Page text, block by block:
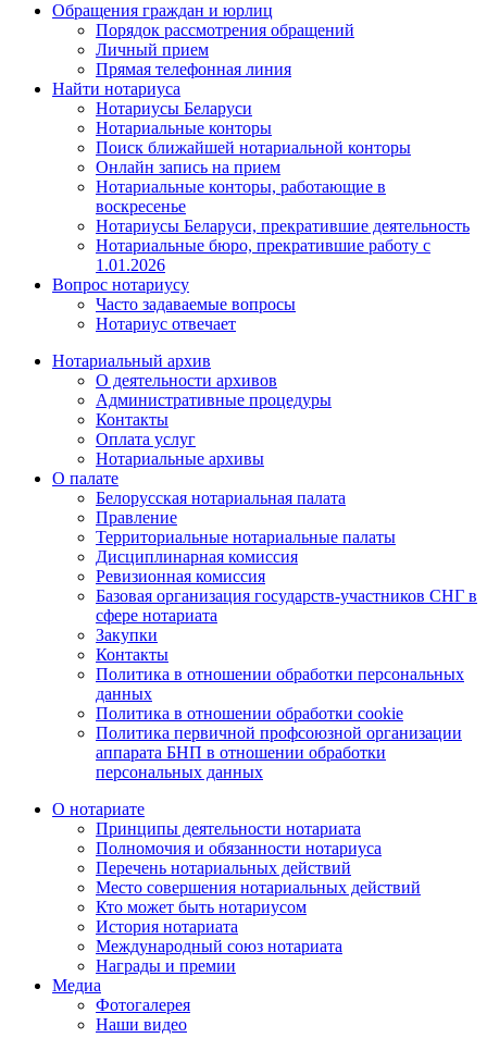
Обращения граждан и юрлиц
Порядок рассмотрения обращений
Личный прием
Прямая телефонная линия
Найти нотариуса
Нотариусы Беларуси
Нотариальные конторы
Поиск ближайшей нотариальной конторы
Онлайн запись на прием
Нотариальные конторы, работающие в
воскресенье
Нотариусы Беларуси, прекратившие деятельность
Нотариальные бюро, прекратившие работу с
1.01.2026
Вопрос нотариусу
Часто задаваемые вопросы
Нотариус отвечает
Нотариальный архив
О деятельности архивов
Административные процедуры
Контакты
Оплата услуг
Нотариальные архивы
О палате
Белорусская нотариальная палата
Правление
Территориальные нотариальные палаты
Дисциплинарная комиссия
Ревизионная комиссия
Базовая организация государств-участников СНГ в
сфере нотариата
Закупки
Контакты
Политика в отношении обработки персональных
данных
Политика в отношении обработки cookie
Политика первичной профсоюзной организации
аппарата БНП в отношении обработки
персональных данных
О нотариате
Принципы деятельности нотариата
Полномочия и обязанности нотариуса
Перечень нотариальных действий
Место совершения нотариальных действий
Кто может быть нотариусом
История нотариата
Международный союз нотариата
Награды и премии
Медиа
Фотогалерея
Наши видео